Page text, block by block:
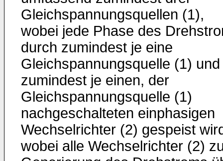
Gleichspannungsquellen (1),
wobei jede Phase des
durch zumindest je eine
Gleichspannungsquelle (1) und
zumindest je einen, der
Gleichspannungsquelle (1)
nachgeschalteten einphasigen
Wechselrichter (2) gespeist
wobei alle Wechselrichter (2)